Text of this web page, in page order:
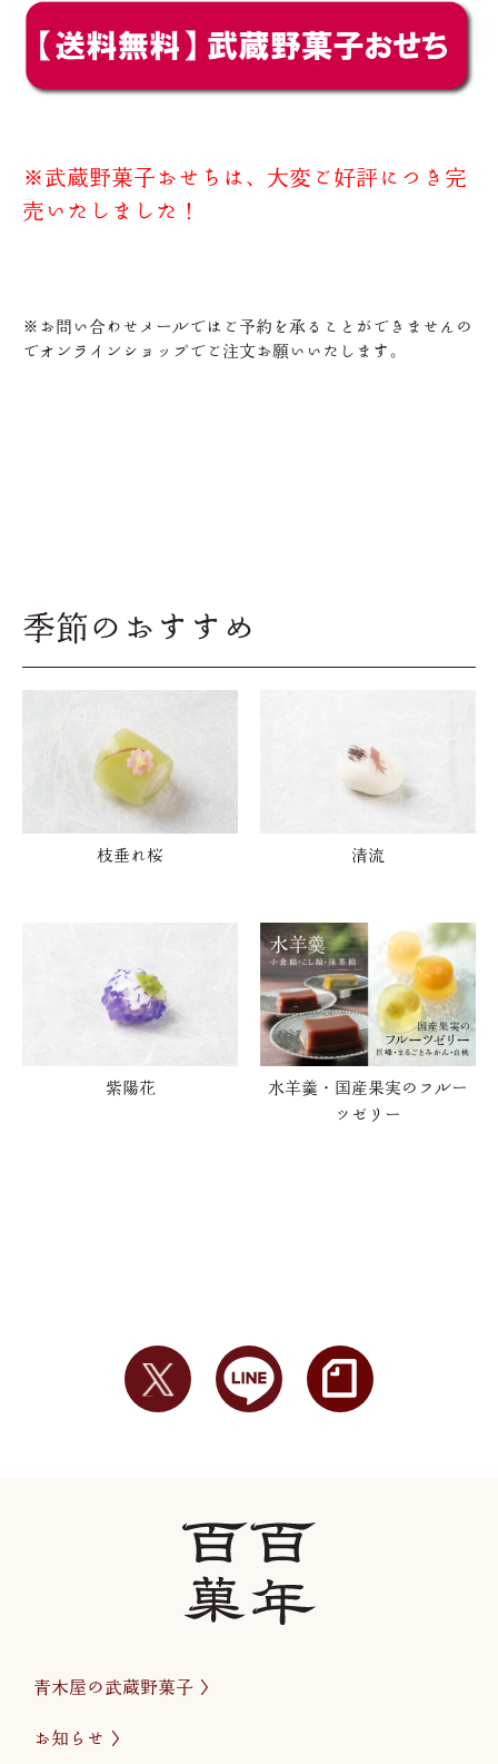
※武蔵野菓子おせちは、大変ご好評につき完
売いたしました！
※お問い合わせメールではご予約を承ることができませんの
でオンラインショップでご注文お願いいたします。
季節のおすすめ
枝垂れ桜 清流
紫陽花
水羊羹・国産果実のフルー
ツゼリー
青木屋の武蔵野菓子
お知らせ